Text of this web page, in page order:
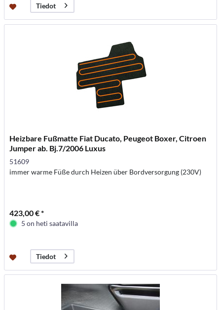
Tiedot
Heizbare Fußmatte Fiat Ducato, Peugeot Boxer, Citroen
Jumper ab. Bj.7/2006 Luxus
51609
immer warme Füße durch Heizen über Bordversorgung (230V)
423,00 € *
5 on heti saatavilla
Tiedot